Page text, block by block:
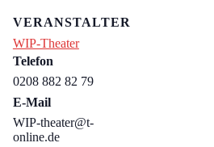
VERANSTALTER
WIP-Theater
Telefon
0208 882 82 79
E-Mail
WIP-theater@t-
online.de